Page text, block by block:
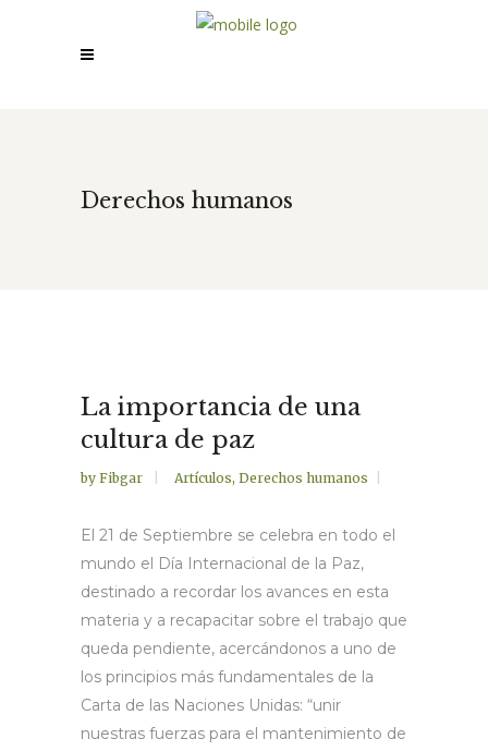
Derechos humanos
La importancia de una
cultura de paz
by Fibgar Artículos, Derechos humanos
El 21 de Septiembre se celebra en todo el
mundo el Día Internacional de la Paz,
destinado a recordar los avances en esta
materia y a recapacitar sobre el trabajo que
queda pendiente, acercándonos a uno de
los principios más fundamentales de la
Carta de las Naciones Unidas: “unir
nuestras fuerzas para el mantenimiento de